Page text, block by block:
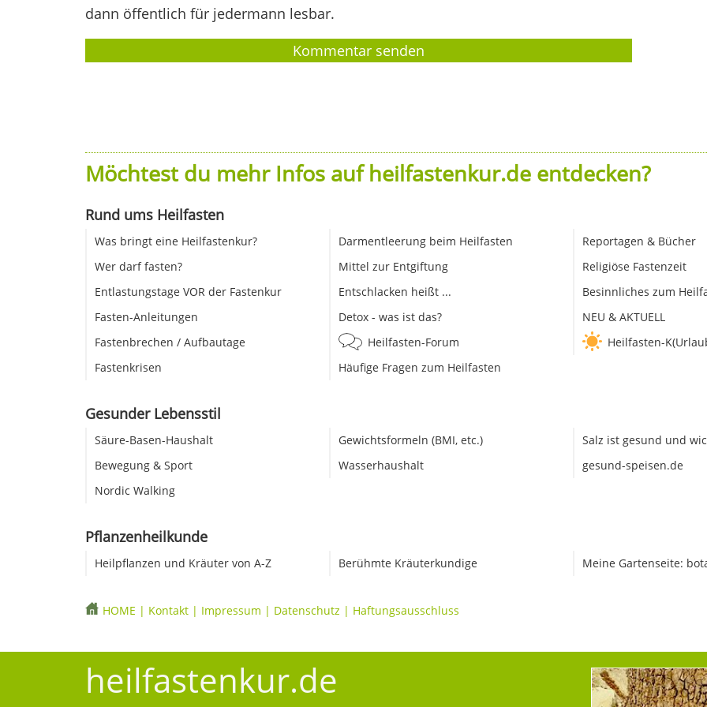
dann öffentlich für jedermann lesbar.
Möchtest du mehr Infos auf heilfastenkur.de entdecken?
Rund ums Heilfasten
Was bringt eine Heilfastenkur?
Wer darf fasten?
Entlastungstage VOR der Fastenkur
Fasten-Anleitungen
Fastenbrechen / Aufbautage
Fastenkrisen
Darmentleerung beim Heilfasten
Mittel zur Entgiftung
Entschlacken heißt ...
Detox - was ist das?
Heilfasten-Forum
Häufige Fragen zum Heilfasten
Reportagen & Bücher
Religiöse Fastenzeit
Besinnliches zum
NEU & AKTUELL
Heilfasten-
Gesunder Lebensstil
Säure-Basen-Haushalt
Bewegung & Sport
Nordic Walking
Gewichtsformeln (BMI, etc.)
Wasserhaushalt
Salz ist gesund und
gesund-speisen.de
Pflanzenheilkunde
Heilpflanzen und Kräuter von A-Z Berühmte Kräuterkundige Meine Gartenseite:
HOME | Kontakt| Impressum | Datenschutz | Haftungsausschluss
heilfastenkur.de